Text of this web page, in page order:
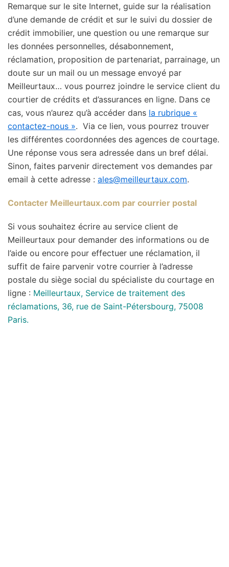
Remarque sur le site Internet, guide sur la réalisation
d’une demande de crédit et sur le suivi du dossier de
crédit immobilier, une question ou une remarque sur
les données personnelles, désabonnement,
réclamation, proposition de partenariat, parrainage, un
doute sur un mail ou un message envoyé par
Meilleurtaux… vous pourrez joindre le service client du
courtier de crédits et d’assurances en ligne. Dans ce
cas, vous n’aurez qu’à accéder dans la rubrique «
contactez-nous ». Via ce lien, vous pourrez trouver
les différentes coordonnées des agences de courtage.
Une réponse vous sera adressée dans un bref délai.
Sinon, faites parvenir directement vos demandes par
email à cette adresse : ales@meilleurtaux.com.
Contacter Meilleurtaux.com par courrier postal
Si vous souhaitez écrire au service client de
Meilleurtaux pour demander des informations ou de
l’aide ou encore pour effectuer une réclamation, il
suffit de faire parvenir votre courrier à l’adresse
postale du siège social du spécialiste du courtage en
ligne : Meilleurtaux, Service de traitement des
réclamations, 36, rue de Saint-Pétersbourg, 75008
Paris.